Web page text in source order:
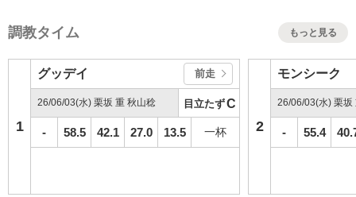
調教タイム もっと見る
1
グッデイ 前走
26/06/03(水) 栗坂 重 秋山稔 目立たずC
- 58.5 42.1 27.0 13.5 一杯 2
モンシーク
26/06/03(水) 栗坂
- 55.4